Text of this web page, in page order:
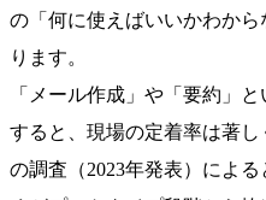
の「何に使えばいいかわか
ります。
「メール作成」や「要約」
すると、現場の定着率は著
の調査（2023年発表）によ